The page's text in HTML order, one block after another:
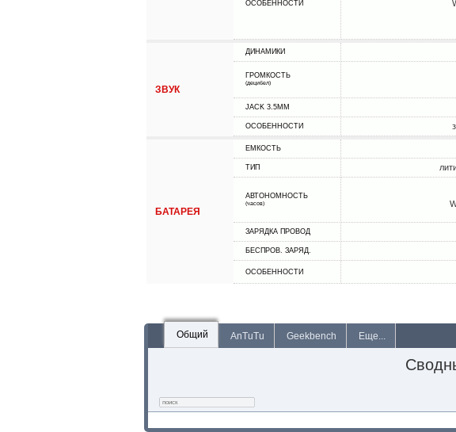
ОСОБЕННОСТИ
ЗВУК
ДИНАМИКИ
ГРОМКОСТЬ
(децибел)
JACK 3.5MM
ОСОБЕННОСТИ
БАТАРЕЯ
ЕМКОСТЬ
ТИП
АВТОНОМНОСТЬ
(часов)
ЗАРЯДКА ПРОВОД
БЕСПРОВ. ЗАРЯД.
ОСОБЕННОСТИ
Общий AnTuTu Geekbench Еще...